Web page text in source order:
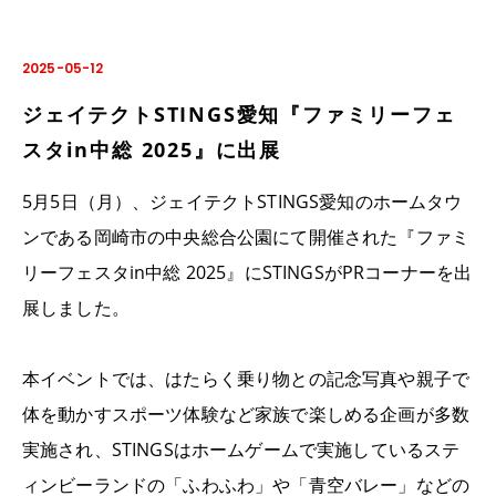
2025-05-12
ジェイテクトSTINGS愛知『ファミリーフェ
スタin中総 2025』に出展
5月5日（月）、ジェイテクトSTINGS愛知のホームタウ
ンである岡崎市の中央総合公園にて開催された『ファミ
リーフェスタin中総 2025』にSTINGSがPRコーナーを出
展しました。
本イベントでは、はたらく乗り物との記念写真や親子で
体を動かすスポーツ体験など家族で楽しめる企画が多数
実施され、 STINGSはホームゲームで実施しているステ
ィンビーランドの「ふわふわ」や「青空バレー」などの